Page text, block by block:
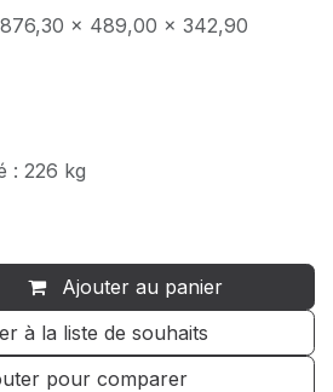
x 489,00 x 342,90
: 226 kg
Ajouter au panier
pour comparer
à la liste de souhaits